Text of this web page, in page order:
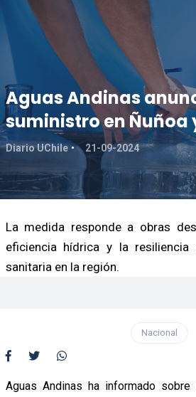
Aguas Andinas
suministro en Ñuñoa
Diario UChile 21-09-2024
La medida responde a obras
eficiencia hídrica y la
sanitaria en la región.
Nacional
Aguas Andinas ha informado sobre